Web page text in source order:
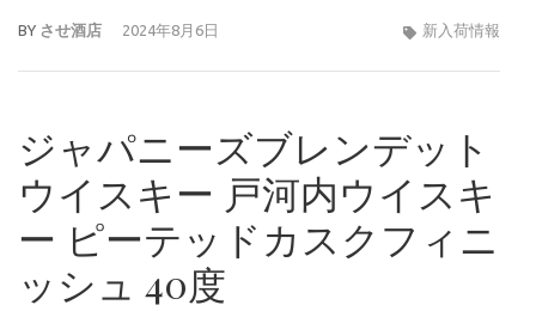
BY させ酒店 2024年8月6日 新入荷情報
ジャパニーズブレンデット
ウイスキー 戸河内ウイスキ
ー ピーテッドカスクフィニ
ッシュ 40度